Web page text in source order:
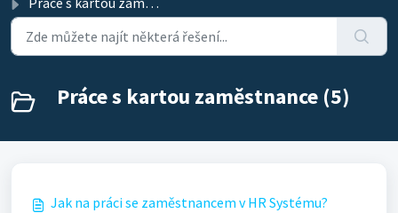
Práce s kartou zaměstnance (5)
Jak na práci se zaměstnancem v HR Systému?